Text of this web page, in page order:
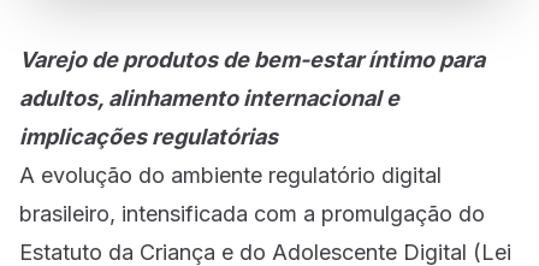
Varejo de produtos de bem-estar íntimo para
adultos, alinhamento internacional e
implicações regulatórias
A evolução do ambiente regulatório digital
brasileiro, intensificada com a promulgação do
Estatuto da Criança e do Adolescente Digital (Lei